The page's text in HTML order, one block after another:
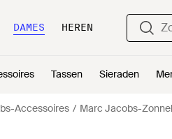
DAMES HEREN
Tassen Sieraden
Accessoires Marc Jacobs-